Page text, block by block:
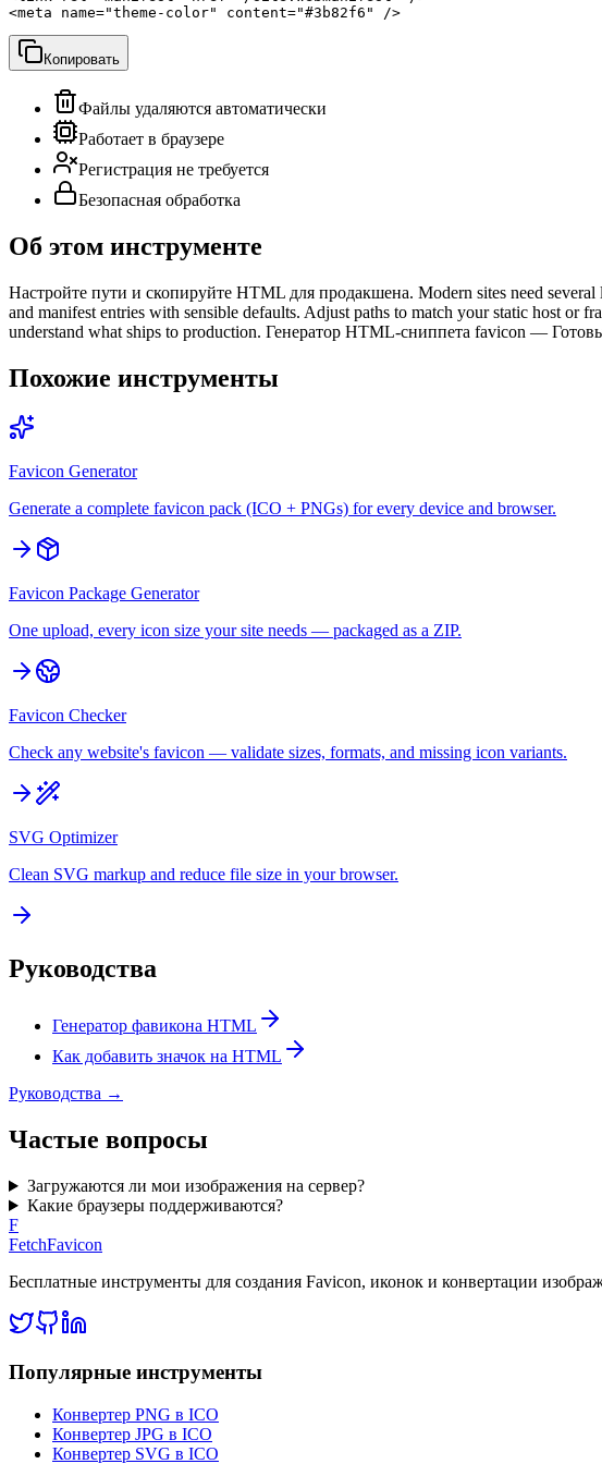
<meta name="theme-color" content="#3b82f6" />
Копировать
Файлы удаляются автоматически
Работает в браузере
Регистрация не требуется
Безопасная обработка
Об этом инструменте
Настройте пути и скопируйте HTML для продакшена. Modern sites need
and manifest entries with sensible defaults. Adjust paths to match your static host or
understand what ships to production. Генератор HTML-сниппета favicon —
Похожие инструменты
Favicon Generator
Generate a complete favicon pack (ICO + PNGs) for every device and browser.
Favicon Package Generator
One upload, every icon size your site needs — packaged as a ZIP.
Favicon Checker
Check any website's favicon — validate sizes, formats, and missing icon variants.
SVG Optimizer
Clean SVG markup and reduce file size in your browser.
Руководства
Генератор фавикона HTML
Как добавить значок на HTML
Руководства →
Частые вопросы
Загружаются ли мои изображения на сервер?
Какие браузеры поддерживаются?
F
FetchFavicon
Бесплатные инструменты для создания Favicon, иконок и конвертации
Популярные инструменты
Конвертер PNG в ICO
Конвертер JPG в ICO
Конвертер SVG в ICO